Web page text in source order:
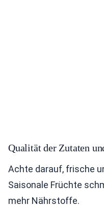
Qualität der Zutaten
Achte darauf, frische
Saisonale Früchte
mehr Nährstoffe.